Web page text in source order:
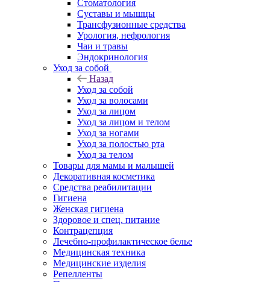
Стоматология
Суставы и мышцы
Трансфузионные средства
Урология, нефрология
Чаи и травы
Эндокринология
Уход за собой
Назад
Уход за собой
Уход за волосами
Уход за лицом
Уход за лицом и телом
Уход за ногами
Уход за полостью рта
Уход за телом
Товары для мамы и малышей
Декоративная косметика
Средства реабилитации
Гигиена
Женская гигиена
Здоровое и спец. питание
Контрацепция
Лечебно-профилактическое белье
Медицинская техника
Медицинские изделия
Репелленты